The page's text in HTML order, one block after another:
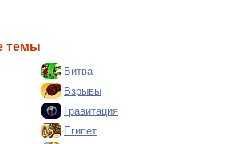
темы
Битва
Взрывы
Гравитация
Египет